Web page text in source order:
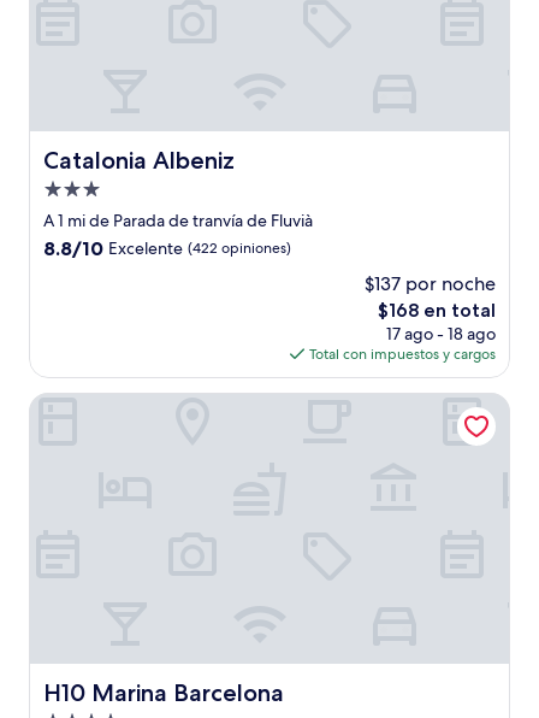
Catalonia Albeniz
Catalonia Albeniz
Propiedad
de
3.0
A 1 mi de Parada de tranvía de Fluvià
8.8
8.8/10 Excelente (422 opiniones)
$137 por noche
El
precio
actual
es
de
$168 en total
17 ago - 18 ago
Total con impuestos y cargos
H10 Marina Barcelona
H10 Marina Barcelona
H10 Marina Barcelona